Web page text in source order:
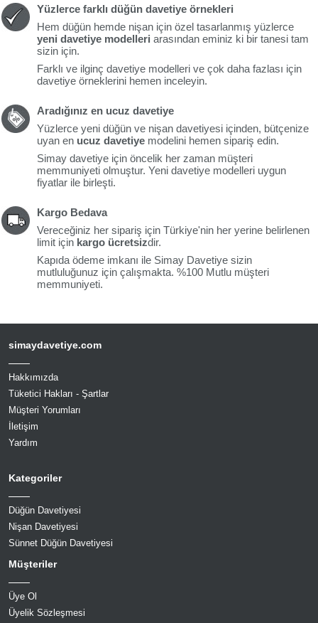
Yüzlerce farklı düğün davetiye örnekleri
Hem düğün hemde nişan için özel tasarlanmış yüzlerce
yeni davetiye modelleri arasından eminiz ki bir tanesi tam
sizin için.
Farklı ve ilginç davetiye modelleri ve çok daha fazlası için
davetiye örneklerini hemen inceleyin.
Aradığınız en ucuz davetiye
Yüzlerce yeni düğün ve nişan davetiyesi içinden, bütçenize
uyan en ucuz davetiye modelini hemen sipariş edin.
Simay davetiye için öncelik her zaman müşteri
memmuniyeti olmuştur. Yeni davetiye modelleri uygun
fiyatlar ile birleşti.
Kargo Bedava
Vereceğiniz her sipariş için Türkiye'nin her yerine belirlenen
limit için kargo ücretsizdir.
Kapıda ödeme imkanı ile Simay Davetiye sizin
mutluluğunuz için çalışmakta. %100 Mutlu müşteri
memmuniyeti.
simaydavetiye.com
Hakkımızda
Tüketici Hakları - Şartlar
Müşteri Yorumları
İletişim
Yardım
Kategoriler
Düğün Davetiyesi
Nişan Davetiyesi
Sünnet Düğün Davetiyesi
Müşteriler
Üye Ol
Üyelik Sözleşmesi